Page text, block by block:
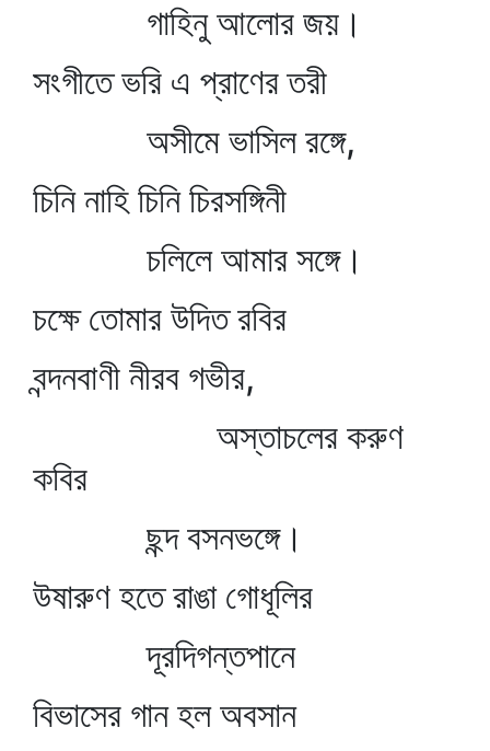
গাহিনু আলোর জয়।
সংগীতে ভরি এ প্রাণের তরী
অসীমে ভাসিল রঙ্গে,
চিনি নাহি চিনি চিরসঙ্গিনী
চলিলে আমার সঙ্গে।
চক্ষে তোমার উদিত রবির
বন্দনবাণী নীরব গভীর,
অস্তাচলের করুণ
কবির
ছন্দ বসনভঙ্গে।
উষারুণ হতে রাঙা গোধূলির
দূরদিগন্তপানে
বিভাসের গান হল অবসান